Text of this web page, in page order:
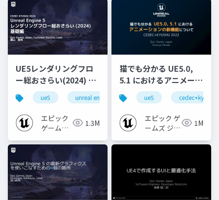
UE5レンダリングフロ
ー総おさらい(2024) 基
礎編！
[CEDEC+KYUSHU
2024]
ue5 unreal engine ue-rendering
エピック
ゲームズ
1.3M
猫でも分かる UE5.0,
5.1 におけるアニメーシ
ョンの新機能について
【CEDEC+KYUSHU
2022】
ue5 cedec+kyushu
エピック ゲ
ームズ ジャ
1M